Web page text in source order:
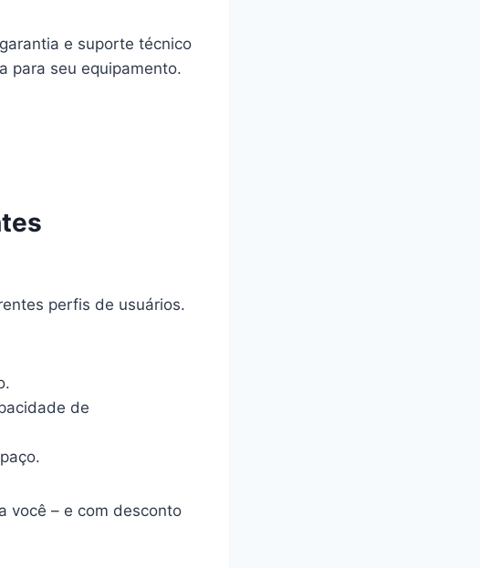
e suporte técnico
para seu equipamento.
perfis de usuários.
de
você – e com desconto